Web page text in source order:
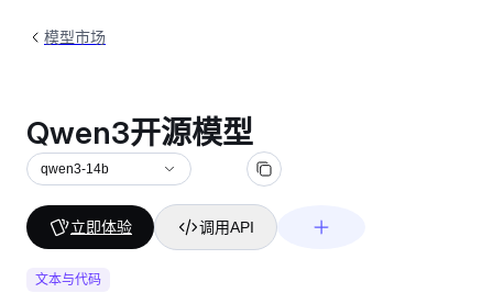
模型市场
Qwen3开源模型
qwen3-14b
立即体验 调用API
文本与代码